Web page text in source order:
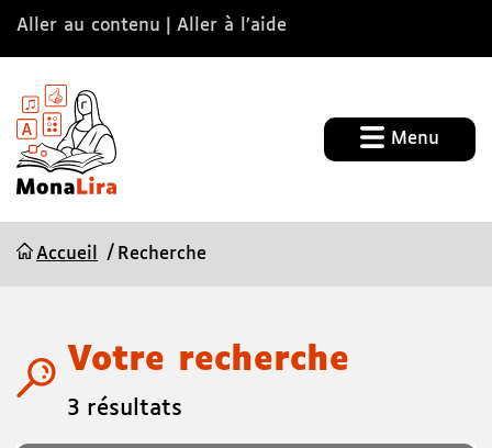
Aller au contenu Aller à l’aide
Menu
Accueil Recherche
Votre recherche
3 résultats